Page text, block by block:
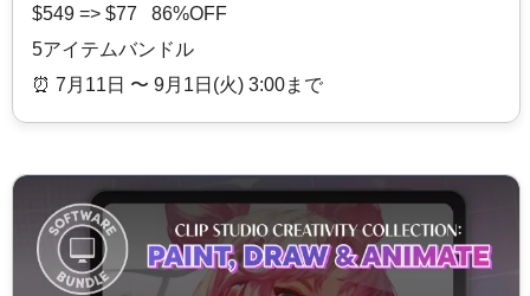
$549 => $77 86%OFF
5アイテムバンドル
⏰️ 7月11日 〜 9月1日(火) 3:00まで